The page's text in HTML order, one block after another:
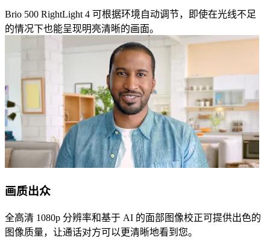
Brio 500 RightLight 4 可根据环境自动调节，即使在光线不足
的情况下也能呈现明亮清晰的画面。
画质出众
全高清 1080p 分辨率和基于 AI 的面部图像校正可提供出色的
图像质量，让通话对方可以更清晰地看到您。